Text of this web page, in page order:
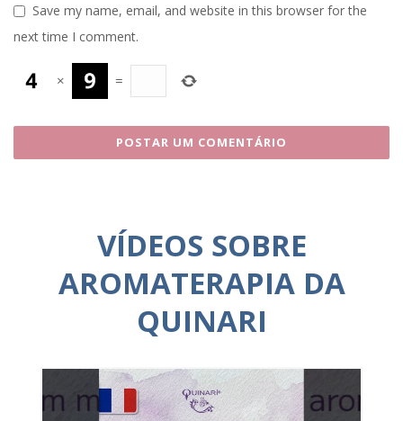
Save my name, email, and website in this browser for the
next time I comment.
× =
VÍDEOS SOBRE
AROMATERAPIA DA
QUINARI